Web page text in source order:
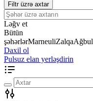
Filtr üzrə axtar
Ləğv et
Bütün
şəhərlərMarneuliZalqa
Daxil ol
Pulsuz elan yerləşdirin